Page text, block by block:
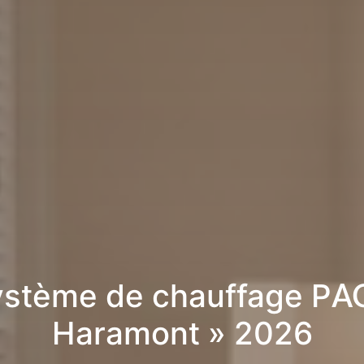
de chauffage
Haramont » 2026